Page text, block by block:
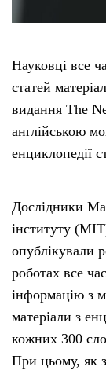
Науковці все
статей
видання The
англійською
енциклопедії
Дослідники
інституту
опублікували
роботах все
інформацію з
матеріали з
кожних 300
При цьому, як